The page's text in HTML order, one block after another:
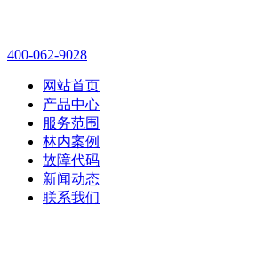
400-062-9028
网站首页
产品中心
服务范围
林内案例
故障代码
新闻动态
联系我们